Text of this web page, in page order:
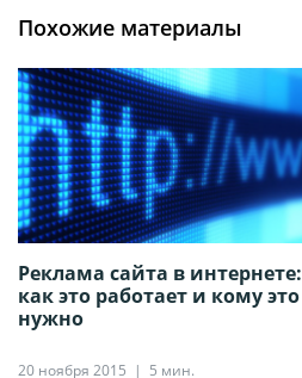
Похожие материалы
Реклама сайта в интернете:
как это работает и кому это
нужно
20 ноября 2015 5 мин.